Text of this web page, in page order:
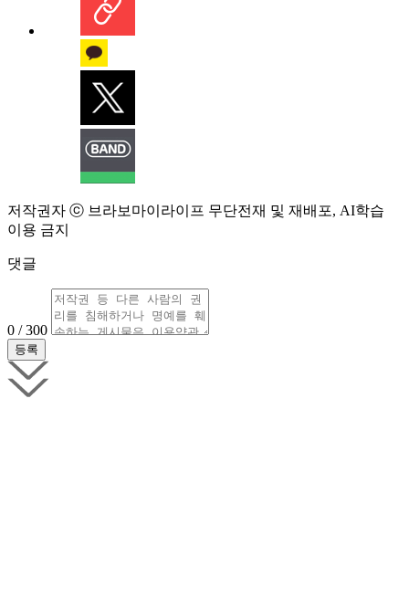
저작권자 ⓒ 브라보마이라이프 무단전재 및 재배포, AI학습
이용 금지
댓글
0 / 300